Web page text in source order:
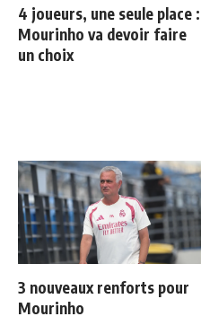
4 joueurs, une seule place :
Mourinho va devoir faire
un choix
3 nouveaux renforts pour
Mourinho